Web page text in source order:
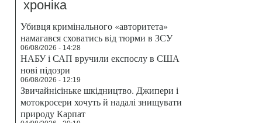
хроніка
Убивця кримінального «авторитета»
намагався сховатись від тюрми в ЗСУ
06/08/2026 - 14:28
НАБУ і САП вручили експослу в США
нові підозри
06/08/2026 - 12:19
Звичайнісіньке шкідництво. Джипери і
мотокросери хочуть й надалі знищувати
природу Карпат